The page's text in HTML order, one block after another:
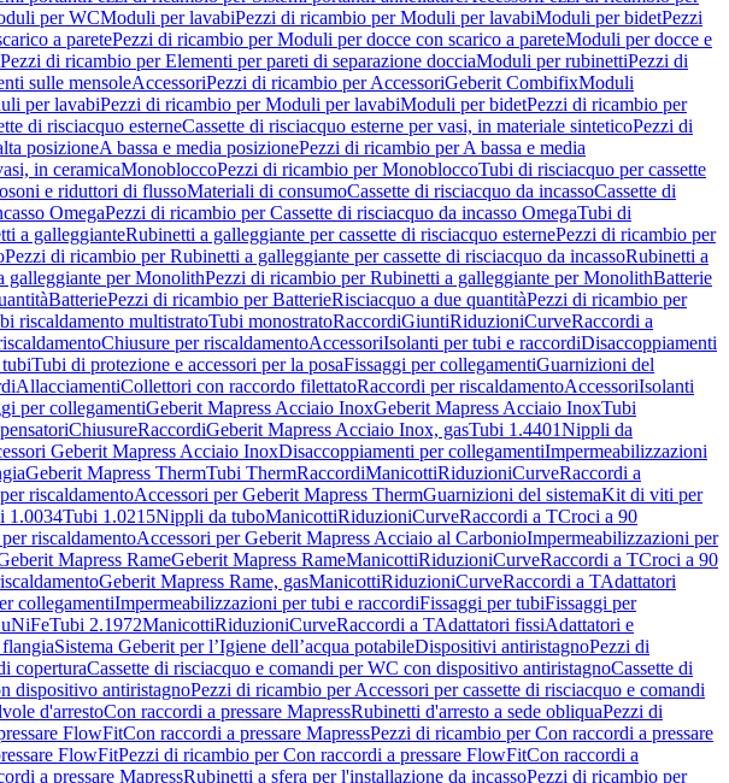
per WCModuli per lavabiPezzi di ricambio per Moduli per lavabiModuli per bidetPezzi
a paretePezzi di ricambio per Moduli per docce con scarico a pareteModuli per docce e
Pezzi di ricambio per Elementi per pareti di separazione docciaModuli per rubinettiPezzi di
sulle mensoleAccessoriPezzi di ricambio per AccessoriGeberit CombifixModuli
per lavabiPezzi di ricambio per Moduli per lavabiModuli per bidetPezzi di ricambio per
di risciacquo esterneCassette di risciacquo esterne per vasi, in materiale sinteticoPezzi di
posizioneA bassa e media posizionePezzi di ricambio per A bassa e media
in ceramicaMonobloccoPezzi di ricambio per MonobloccoTubi di risciacquo per cassette
e riduttori di flussoMateriali di consumoCassette di risciacquo da incassoCassette di
OmegaPezzi di ricambio per Cassette di risciacquo da incasso OmegaTubi di
a galleggianteRubinetti a galleggiante per cassette di risciacquo esternePezzi di ricambio per
Pezzi di ricambio per Rubinetti a galleggiante per cassette di risciacquo da incassoRubinetti a
galleggiante per MonolithPezzi di ricambio per Rubinetti a galleggiante per MonolithBatterie
BatteriePezzi di ricambio per BatterieRisciacquo a due quantitàPezzi di ricambio per
riscaldamento multistratoTubi monostratoRaccordiGiuntiRiduzioniCurveRaccordi a
Chiusure per riscaldamentoAccessoriIsolanti per tubi e raccordiDisaccoppiamenti
Tubi di protezione e accessori per la posaFissaggi per collegamentiGuarnizioni del
AllacciamentiCollettori con raccordo filettatoRaccordi per riscaldamentoAccessoriIsolanti
per collegamentiGeberit Mapress Acciaio InoxGeberit Mapress Acciaio InoxTubi
ChiusureRaccordiGeberit Mapress Acciaio Inox, gasTubi 1.4401Nippli da
Geberit Mapress Acciaio InoxDisaccoppiamenti per collegamentiImpermeabilizzazioni
Geberit Mapress ThermTubi ThermRaccordiManicottiRiduzioniCurveRaccordi a
riscaldamentoAccessori per Geberit Mapress ThermGuarnizioni del sistemaKit di viti per
1.0034Tubi 1.0215Nippli da tuboManicottiRiduzioniCurveRaccordi a TCroci a 90
riscaldamentoAccessori per Geberit Mapress Acciaio al CarbonioImpermeabilizzazioni per
Mapress RameGeberit Mapress RameManicottiRiduzioniCurveRaccordi a TCroci a 90
Geberit Mapress Rame, gasManicottiRiduzioniCurveRaccordi a TAdattatori
collegamentiImpermeabilizzazioni per tubi e raccordiFissaggi per tubiFissaggi per
Tubi 2.1972ManicottiRiduzioniCurveRaccordi a TAdattatori fissiAdattatori e
Sistema Geberit per l’Igiene dell’acqua potabileDispositivi antiristagnoPezzi di
coperturaCassette di risciacquo e comandi per WC con dispositivo antiristagnoCassette di
dispositivo antiristagnoPezzi di ricambio per Accessori per cassette di risciacquo e comandi
d'arrestoCon raccordi a pressare MapressRubinetti d'arresto a sede obliquaPezzi di
FlowFitCon raccordi a pressare MapressPezzi di ricambio per Con raccordi a pressare
FlowFitPezzi di ricambio per Con raccordi a pressare FlowFitCon raccordi a
a pressare MapressRubinetti a sfera per l'installazione da incassoPezzi di ricambio per